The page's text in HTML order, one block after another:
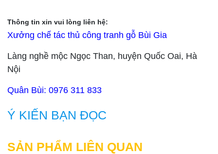
Thông tin xin vui lòng liên hệ:
Xưởng chế tác thủ công tranh gỗ Bùi Gia
Làng nghề mộc Ngọc Than, huyện Quốc Oai, Hà
Nội
Quân Bùi: 0976 311 833
Ý KIẾN BẠN ĐỌC
SẢN PHẨM LIÊN QUAN